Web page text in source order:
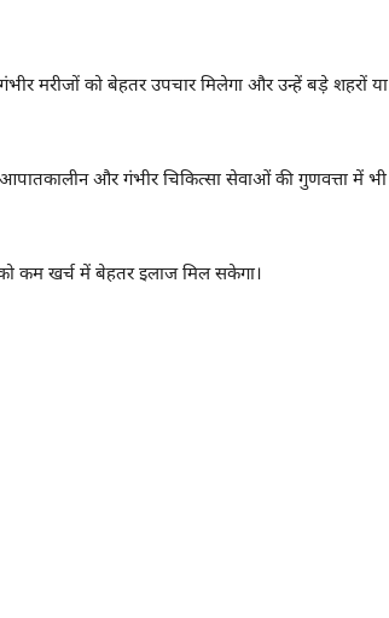
मरीजों को बेहतर उपचार मिलेगा और उन्हें बड़े शहरों या
आपातकालीन और गंभीर चिकित्सा सेवाओं की गुणवत्ता में भी
कम खर्च में बेहतर इलाज मिल सकेगा।